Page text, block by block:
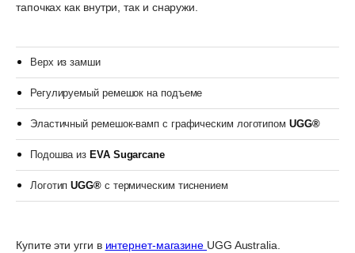
тапочках как внутри, так и снаружи.
Верх из замши
Регулируемый ремешок на подъеме
Эластичный ремешок-вамп с графическим логотипом UGG®
Подошва из EVA Sugarcane
ЛоготипUGG® с термическим тиснением
Купите эти угги в интернет-магазине UGG Australia.